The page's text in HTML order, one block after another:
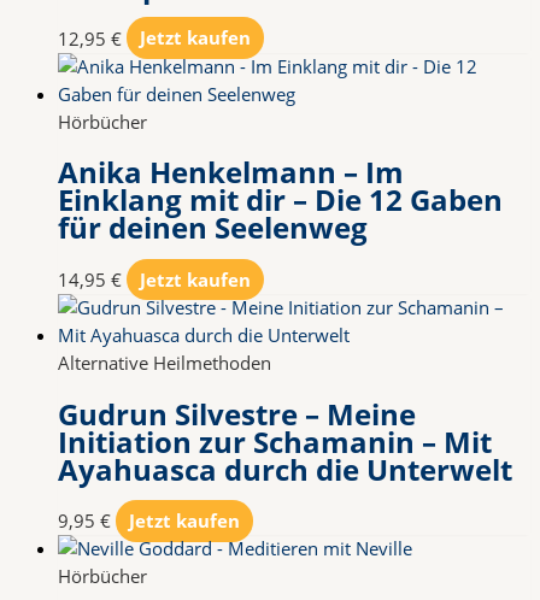
12,95 € Jetzt kaufen
Hörbücher
Anika Henkelmann – Im
Einklang mit dir – Die 12 Gaben
für deinen Seelenweg
14,95 € Jetzt kaufen
Alternative Heilmethoden
Gudrun Silvestre – Meine
Initiation zur Schamanin – Mit
Ayahuasca durch die Unterwelt
9,95 € Jetzt kaufen
Hörbücher